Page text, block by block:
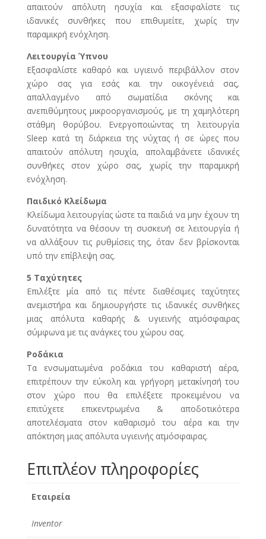
απαιτούν απόλυτη ησυχία και εξασφαλίστε τις
ιδανικές συνθήκες που επιθυμείτε, χωρίς την
παραμικρή ενόχληση.
Λειτουργία Ύπνου
Εξασφαλίστε καθαρό και υγιεινό περιβάλλον στον
χώρο σας για εσάς και την οικογένειά σας,
απαλλαγμένο από σωματίδια σκόνης και
ανεπιθύμητους μικροοργανισμούς, με τη χαμηλότερη
στάθμη θορύβου. Ενεργοποιώντας τη λειτουργία
Sleep κατά τη διάρκεια της νύχτας ή σε ώρες που
απαιτούν απόλυτη ησυχία, απολαμβάνετε ιδανικές
συνθήκες στον χώρο σας, χωρίς την παραμικρή
ενόχληση.
Παιδικό Κλείδωμα
Κλείδωμα λειτουργίας ώστε τα παιδιά να μην έχουν τη
δυνατότητα να θέσουν τη συσκευή σε λειτουργία ή
να αλλάξουν τις ρυθμίσεις της, όταν δεν βρίσκονται
υπό την επίβλεψη σας.
5 Ταχύτητες
Επιλέξτε μία από τις πέντε διαθέσιμες ταχύτητες
ανεμιστήρα και δημιουργήστε τις ιδανικές συνθήκες
μιας απόλυτα καθαρής & υγιεινής ατμόσφαιρας
σύμφωνα με τις ανάγκες του χώρου σας.
Ροδάκια
Τα ενσωματωμένα ροδάκια του καθαριστή αέρα,
επιτρέπουν την εύκολη και γρήγορη μετακίνησή του
στον χώρο που θα επιλέξετε προκειμένου να
επιτύχετε επικεντρωμένα & αποδοτικότερα
αποτελέσματα στον καθαρισμό του αέρα και την
απόκτηση μιας απόλυτα υγιεινής ατμόσφαιρας.
Επιπλέον πληροφορίες
Εταιρεία
Inventor